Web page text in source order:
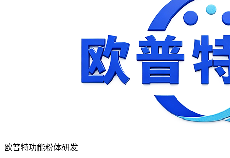
欧普特功能粉体研发